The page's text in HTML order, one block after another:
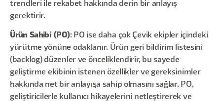
trendleri ile rekabet hakkında derin bir anlayış
gerektirir.
Ürün Sahibi (PO): PO ise daha çok Çevik ekipler içindeki
yürütme yönüne odaklanır. Ürün geri bildirim listesini
(backlog) düzenler ve önceliklendirir, bu sayede
geliştirme ekibinin istenen özellikler ve gereksinimler
hakkında net bir anlayışa sahip olmasını sağlar. PO,
geliştiricilerle kullanıcı hikayelerini netleştirerek ve